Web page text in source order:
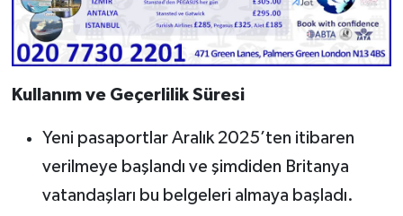
Kullanım ve Geçerlilik Süresi
Yeni pasaportlar Aralık 2025’ten itibaren
verilmeye başlandı ve şimdiden Britanya
vatandaşları bu belgeleri almaya başladı.